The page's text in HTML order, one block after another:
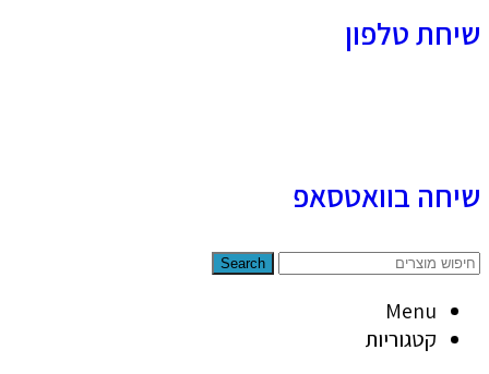
שיחת טלפון
שיחה בוואטסאפ
Search
Menu
קטגוריות